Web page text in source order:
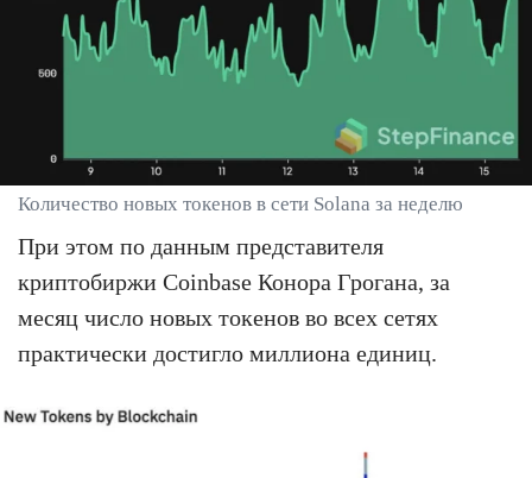
Количество новых токенов в сети Solana за неделю
При этом по данным представителя
криптобиржи Coinbase Конора Грогана, за
месяц число новых токенов во всех сетях
практически достигло миллиона единиц.